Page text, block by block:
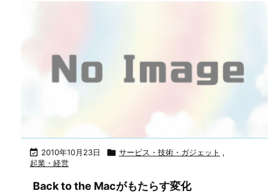
 2010年10月23日  サービス・技術・ガジェット ,
起業・経営
Back to the Macがもたらす変化